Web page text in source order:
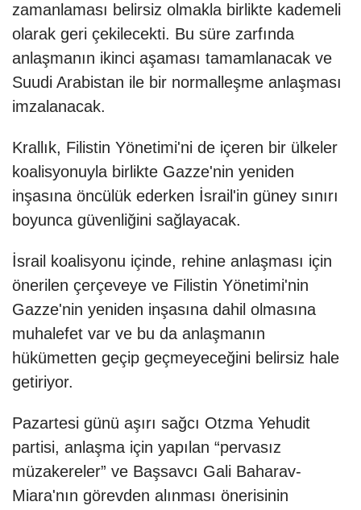
zamanlaması belirsiz olmakla birlikte kademeli
olarak geri çekilecekti. Bu süre zarfında
anlaşmanın ikinci aşaması tamamlanacak ve
Suudi Arabistan ile bir normalleşme anlaşması
imzalanacak.
Krallık, Filistin Yönetimi'ni de içeren bir ülkeler
koalisyonuyla birlikte Gazze'nin yeniden
inşasına öncülük ederken İsrail'in güney sınırı
boyunca güvenliğini sağlayacak.
İsrail koalisyonu içinde, rehine anlaşması için
önerilen çerçeveye ve Filistin Yönetimi'nin
Gazze'nin yeniden inşasına dahil olmasına
muhalefet var ve bu da anlaşmanın
hükümetten geçip geçmeyeceğini belirsiz hale
getiriyor.
Pazartesi günü aşırı sağcı Otzma Yehudit
partisi, anlaşma için yapılan “pervasız
müzakereler” ve Başsavcı Gali Baharav-
Miara'nın görevden alınması önerisinin